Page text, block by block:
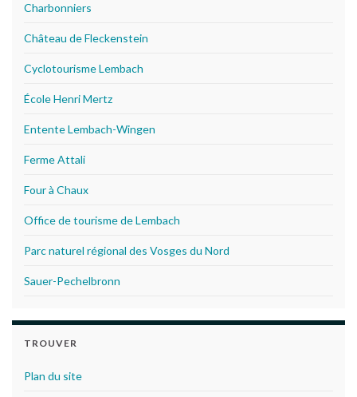
Charbonniers
Château de Fleckenstein
Cyclotourisme Lembach
École Henri Mertz
Entente Lembach-Wingen
Ferme Attali
Four à Chaux
Office de tourisme de Lembach
Parc naturel régional des Vosges du Nord
Sauer-Pechelbronn
TROUVER
Plan du site